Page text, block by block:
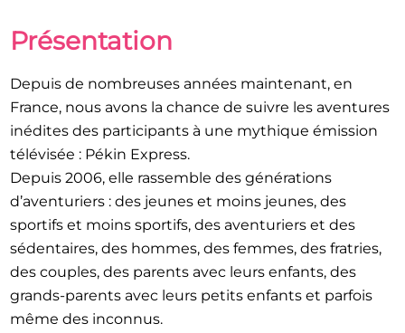
Présentation
Depuis de nombreuses années maintenant, en
France, nous avons la chance de suivre les aventures
inédites des participants à une mythique émission
télévisée : Pékin Express.
Depuis 2006, elle rassemble des générations
d’aventuriers : des jeunes et moins jeunes, des
sportifs et moins sportifs, des aventuriers et des
sédentaires, des hommes, des femmes, des fratries,
des couples, des parents avec leurs enfants, des
grands-parents avec leurs petits enfants et parfois
même des inconnus.